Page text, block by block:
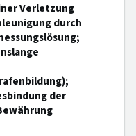
Verletzung
durch
der